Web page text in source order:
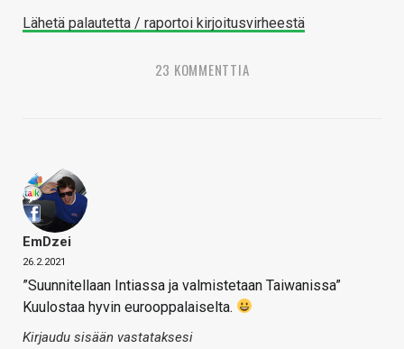
Lähetä palautetta / raportoi kirjoitusvirheestä
23 KOMMENTTIA
EmDzei
26.2.2021
”Suunnitellaan Intiassa ja valmistetaan Taiwanissa”
Kuulostaa hyvin eurooppalaiselta.
Kirjaudu sisään vastataksesi